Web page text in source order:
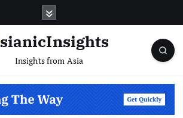
AsianicInsights
Insights from Asia